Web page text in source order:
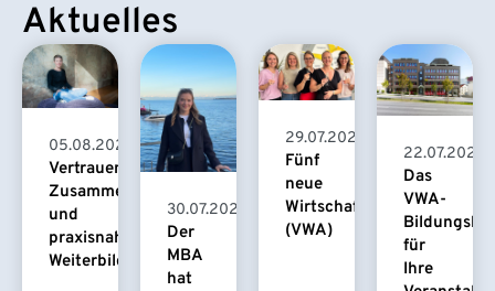
Aktuelles
05.08.2026
Vertrauensvolle
Zusammenarbeit
und
praxisnahe
Weiterbildung
30.07.2026
Der
MBA
hat
29.07.2026
Fünf
neue
Wirtschaftspsychologinnen
(VWA)
22.07.2026
Das
VWA-
für
Ihre